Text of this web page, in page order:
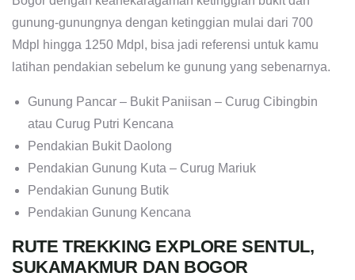
gunung-gunungnya dengan ketinggian mulai dari 700
Mdpl hingga 1250 Mdpl, bisa jadi referensi untuk kamu
latihan pendakian sebelum ke gunung yang sebenarnya.
Gunung Pancar – Bukit Paniisan – Curug Cibingbin
atau Curug Putri Kencana
Pendakian Bukit Daolong
Pendakian Gunung Kuta – Curug Mariuk
Pendakian Gunung Butik
Pendakian Gunung Kencana
RUTE TREKKING EXPLORE SENTUL,
SUKAMAKMUR DAN BOGOR